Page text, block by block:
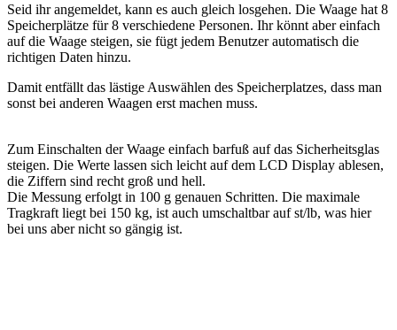
Seid ihr angemeldet, kann es auch gleich losgehen. Die Waage hat 8
Speicherplätze für 8 verschiedene Personen. Ihr könnt aber einfach
auf die Waage steigen, sie fügt jedem Benutzer automatisch die
richtigen Daten hinzu.
Damit entfällt das lästige Auswählen des Speicherplatzes, dass man
sonst bei anderen Waagen erst machen muss.
Zum Einschalten der Waage einfach barfuß auf das Sicherheitsglas
steigen. Die Werte lassen sich leicht auf dem LCD Display ablesen,
die Ziffern sind recht groß und hell.
Die Messung erfolgt in 100 g genauen Schritten. Die maximale
Tragkraft liegt bei 150 kg, ist auch umschaltbar auf st/lb, was hier
bei uns aber nicht so gängig ist.